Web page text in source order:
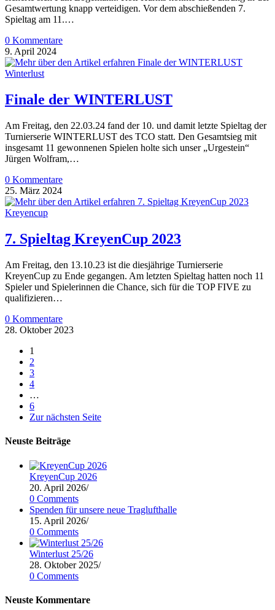
Gesamtwertung knapp verteidigen. Vor dem abschießenden 7.
Spieltag am 11.…
0 Kommentare
9. April 2024
Winterlust
Finale der WINTERLUST
Am Freitag, den 22.03.24 fand der 10. und damit letzte Spieltag der
Turnierserie WINTERLUST des TCO statt. Den Gesamtsieg mit
insgesamt 11 gewonnenen Spielen holte sich unser „Urgestein“
Jürgen Wolfram,…
0 Kommentare
25. März 2024
Kreyencup
7. Spieltag KreyenCup 2023
Am Freitag, den 13.10.23 ist die diesjährige Turnierserie
KreyenCup zu Ende gegangen. Am letzten Spieltag hatten noch 11
Spieler und Spielerinnen die Chance, sich für die TOP FIVE zu
qualifizieren…
0 Kommentare
28. Oktober 2023
1
2
3
4
…
6
Zur nächsten Seite
Neuste Beiträge
KreyenCup 2026
20. April 2026/
0 Comments
Spenden für unsere neue Traglufthalle
15. April 2026/
0 Comments
Winterlust 25/26
28. Oktober 2025/
0 Comments
Neuste Kommentare